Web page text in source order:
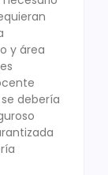
y área
debería